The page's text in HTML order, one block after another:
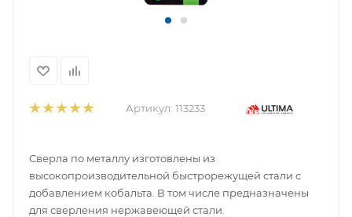
Артикул: 113233
Сверла по металлу изготовлены из
высокопроизводительной быстрорежущей стали с
добавлением кобальта. В том числе предназначены
для сверления нержавеющей стали.